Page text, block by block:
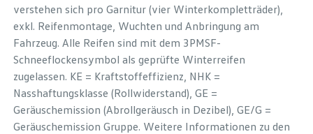
verstehen sich pro Garnitur (vier Winterkompletträder),
exkl. Reifenmontage, Wuchten und Anbringung am
Fahrzeug. Alle Reifen sind mit dem 3PMSF-
Schneeflockensymbol als geprüfte Winterreifen
zugelassen. KE = Kraftstoffeffizienz, NHK =
Nasshaftungsklasse (Rollwiderstand), GE =
Geräuschemission (Abrollgeräusch in Dezibel), GE/G =
Geräuschemission Gruppe. Weitere Informationen zu den